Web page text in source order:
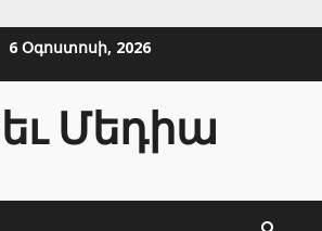
6 Օգոստոսի, 2026
Մեդիա